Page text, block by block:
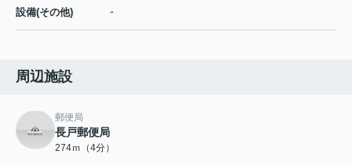
設備(その他) -
周辺施設
郵便局
長戸郵便局
274ｍ（4分）